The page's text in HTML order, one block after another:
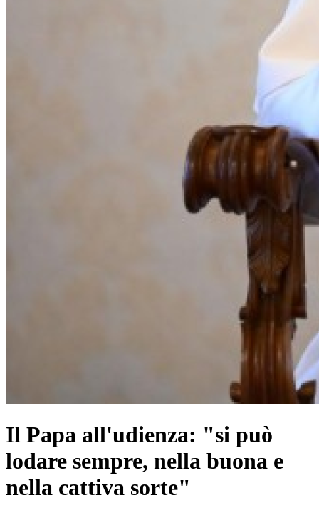
Il Papa all'udienza: "si può
lodare sempre, nella buona e
nella cattiva sorte"